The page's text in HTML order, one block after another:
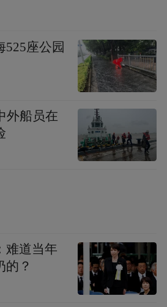
525座公园
外船员在
难道当年
的？